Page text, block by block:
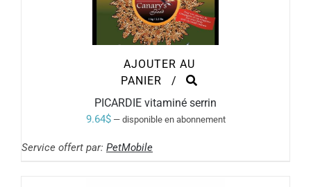
AJOUTER AU
PANIER
/
PICARDIE vitaminé serrin
9.64$ —disponible en abonnement
Service offert par: PetMobile